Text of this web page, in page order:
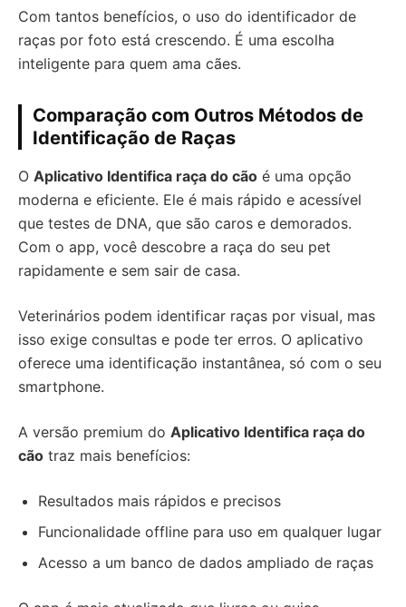
Com tantos benefícios, o uso do identificador de
raças por foto está crescendo. É uma escolha
inteligente para quem ama cães.
Comparação com Outros Métodos de
Identificação de Raças
O Aplicativo Identifica raça do cão é uma opção
moderna e eficiente. Ele é mais rápido e acessível
que testes de DNA, que são caros e demorados.
Com o app, você descobre a raça do seu pet
rapidamente e sem sair de casa.
Veterinários podem identificar raças por visual, mas
isso exige consultas e pode ter erros. O aplicativo
oferece uma identificação instantânea, só com o seu
smartphone.
A versão premium do Aplicativo Identifica raça do
cão traz mais benefícios:
Resultados mais rápidos e precisos
Funcionalidade offline para uso em qualquer lugar
Acesso a um banco de dados ampliado de raças